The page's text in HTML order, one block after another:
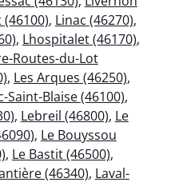
, Linac (46270),
, Lhospitalet (46170),
Routes-du-Lot
, Les Arques (46250),
Saint-Blaise (46100),
, Lebreil (46800), Le
, Le Bouyssou
, Le Bastit (46500),
(46340), Laval-